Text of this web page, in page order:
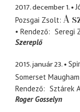
2017. december 1.
Pozsgai Zsolt A
Rendező
Seregi
Szereplő
2015. január 23.
Somerset Maugham
Rendező
Sztárek
Roger Gosselyn